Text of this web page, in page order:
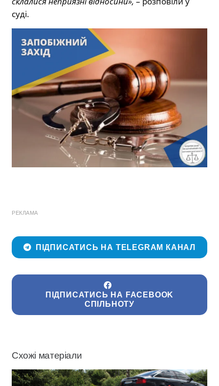
суді.
РЕКЛАМА
ПІДПИСАТИСЬ НА TELEGRAM КАНАЛ
ПІДПИСАТИСЬ НА FACEBOOK
СПІЛЬНОТУ
Схожі матеріали